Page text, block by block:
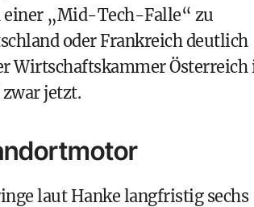
einer „Mid-Tech-Falle“ zu
oder Frankreich deutlich
Wirtschaftskammer Österreich
jetzt.
laut Hanke langfristig sechs